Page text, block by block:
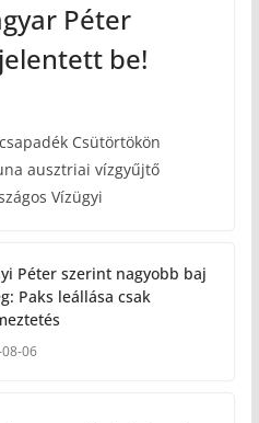
Péter
be!
Csütörtökön
ausztriai vízgyűjtő
Vízügyi
Péter szerint nagyobb baj
Paks leállása csak
06